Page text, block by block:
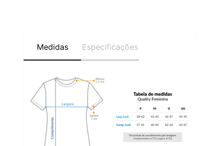
Medidas Especificações